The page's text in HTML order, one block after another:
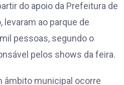
do apoio da Prefeitura de
levaram ao parque de
pessoas, segundo o
pelos shows da feira.
âmbito municipal ocorre